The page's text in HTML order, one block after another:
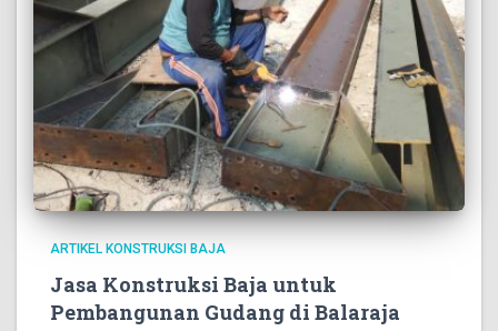
ARTIKEL KONSTRUKSI BAJA
Jasa Konstruksi Baja untuk
Pembangunan Gudang di Balaraja